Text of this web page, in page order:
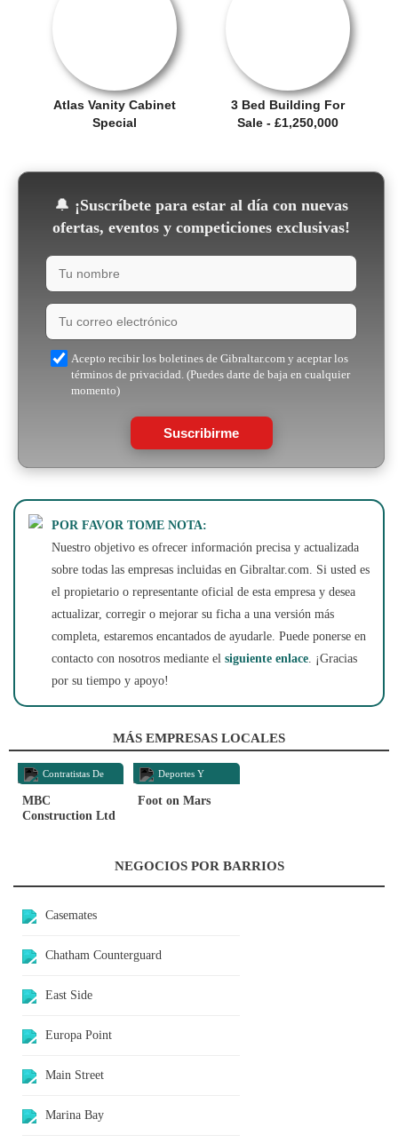
Atlas Vanity Cabinet
Special
3 Bed Building For
Sale - £1,250,000
🔔 ¡Suscríbete para estar al día con nuevas
ofertas, eventos y competiciones exclusivas!
Acepto recibir los boletines de Gibraltar.com y aceptar los
términos de privacidad. (Puedes darte de baja en cualquier
momento)
Suscribirme
POR FAVOR TOME NOTA:
Nuestro objetivo es ofrecer información precisa y actualizada
sobre todas las empresas incluidas en Gibraltar.com. Si usted es
el propietario o representante oficial de esta empresa y desea
actualizar, corregir o mejorar su ficha a una versión más
completa, estaremos encantados de ayudarle. Puede ponerse en
contacto con nosotros mediante el siguiente enlace. ¡Gracias
por su tiempo y apoyo!
MÁS EMPRESAS LOCALES
Contratistas De
Construcción
MBC
Construction Ltd
Deportes Y
Recreación
Foot on Mars
NEGOCIOS POR BARRIOS
Casemates
Chatham Counterguard
East Side
Europa Point
Main Street
Marina Bay